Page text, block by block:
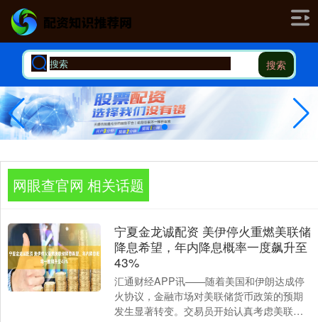
搜索
网眼查官网 相关话题
宁夏金龙诚配资 美伊停火重燃美联储
降息希望，年内降息概率一度飙升至
43%
汇通财经APP讯——随着美国和伊朗达成停
火协议，金融市场对美联储货币政策的预期
发生显著转变。交易员开始认真考虑美联储